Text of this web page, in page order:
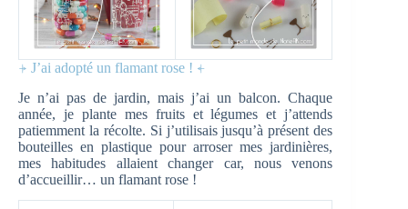
⍆ J’ai adopté un flamant rose ! ⍅
Je n’ai pas de jardin, mais j’ai un balcon. Chaque
année, je plante mes fruits et légumes et j’attends
patiemment la récolte. Si j’utilisais jusqu’à présent des
bouteilles en plastique pour arroser mes jardinières,
mes habitudes allaient changer car, nous venons
d’accueillir… un flamant rose !